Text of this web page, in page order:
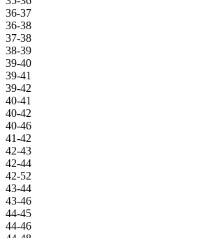
36-37
36-38
37-38
38-39
39-40
39-41
39-42
40-41
40-42
40-46
41-42
42-43
42-44
42-52
43-44
43-46
44-45
44-46